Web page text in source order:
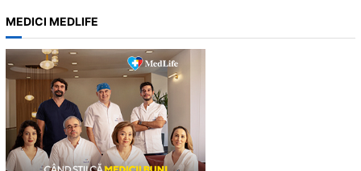
r
c
h
MEDICI MEDLIFE